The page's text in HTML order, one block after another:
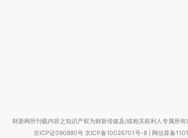
财新网所刊载内容之知识产权为财新传媒及/或相关权利人专属所
京ICP证090880号 京ICP备10026701号-8 网信算备